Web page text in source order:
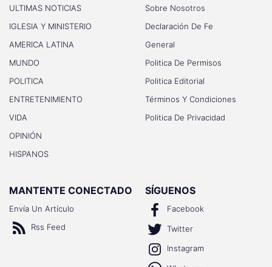
ULTIMAS NOTICIAS
IGLESIA Y MINISTERIO
AMERICA LATINA
MUNDO
POLITICA
ENTRETENIMIENTO
VIDA
OPINIÓN
HISPANOS
Sobre Nosotros
Declaración De Fe
General
Politica De Permisos
Politica Editorial
Términos Y Condiciones
Politica De Privacidad
MANTENTE CONECTADO
Envía Un Artículo
Rss Feed
SÍGUENOS
Facebook
Twitter
Instagram